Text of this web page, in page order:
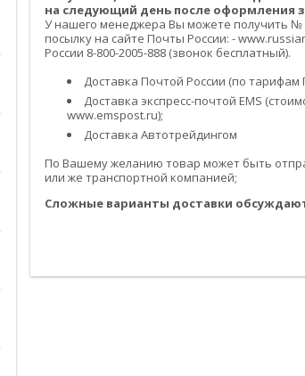
на следующий день после оформления
У нашего менеджера Вы можете получить №
посылку на сайте Почты России: -
России 8-800-2005-888 (звонок бесплатный).
Доставка Почтой России (по тарифам
Доставка экспресс-почтой EMS
www.emspost.ru);
Доставка Автотрейдингом
По Вашему желанию товар может быть
или же транспортной компанией;
Сложные варианты доставки